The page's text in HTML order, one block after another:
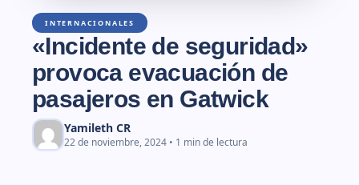
INTERNACIONALES
«Incidente de seguridad»
provoca evacuación de
pasajeros en Gatwick
Yamileth CR
22 de noviembre, 2024 • 1 min de lectura